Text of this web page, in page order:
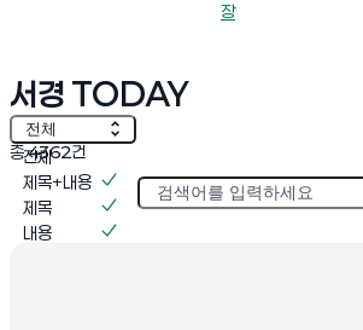
장
서경 TODAY
총4362건
전체
전체
제목+내용
제목
내용
게시물 검색